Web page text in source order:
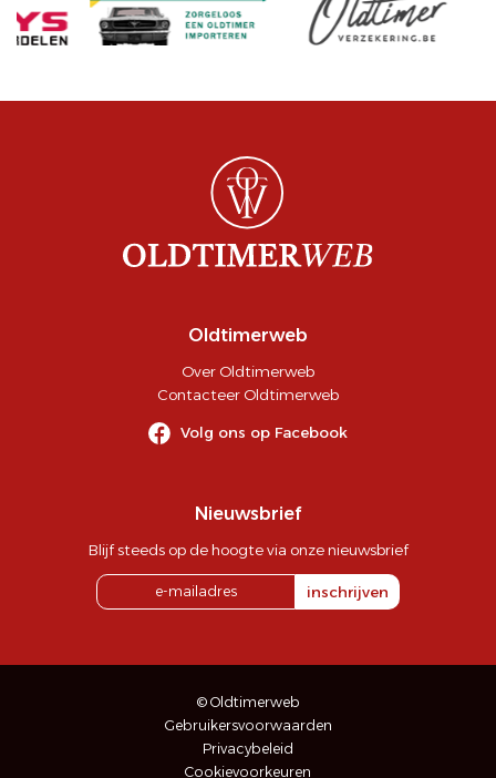
Oldtimerweb
Over Oldtimerweb
Contacteer Oldtimerweb
Volg ons op Facebook
Nieuwsbrief
Blijf steeds op de hoogte via onze nieuwsbrief
inschrijven
© Oldtimerweb
Gebruikersvoorwaarden
Privacybeleid
Cookievoorkeuren